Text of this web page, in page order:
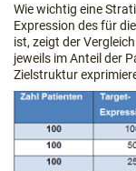
Wie wichtig eine
Expression des für
ist, zeigt der
jeweils im Anteil der
Zielstruktur